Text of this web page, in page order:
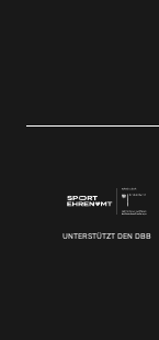
UNTERSTÜTZT DEN DBB